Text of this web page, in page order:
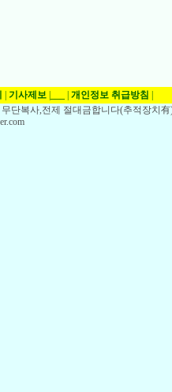
기사제보 개인정보 취급방침
단복사,전제 절대금합니다(추적장치